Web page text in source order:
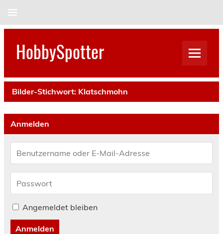
HobbySpotter
Bilder-Stichwort: Klatschmohn
Anmelden
Angemeldet bleiben
Anmelden